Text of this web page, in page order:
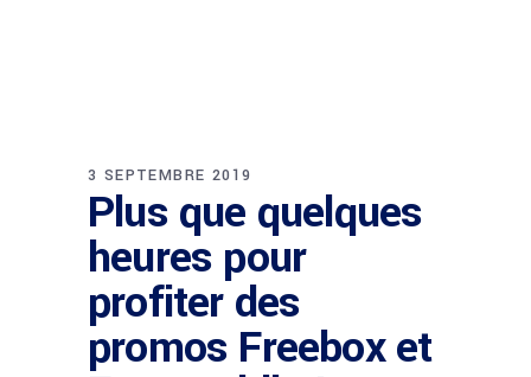
3 SEPTEMBRE 2019
Plus que quelques
heures pour
profiter des
promos Freebox et